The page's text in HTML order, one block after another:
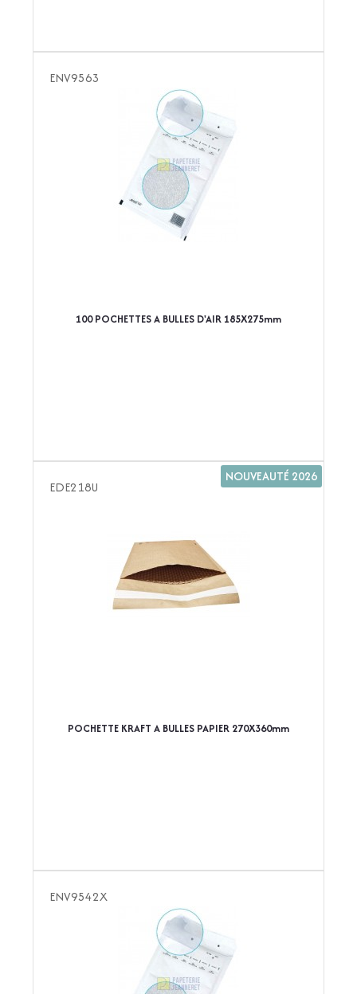
ENV9563
100 POCHETTES A BULLES D'AIR 185X275mm
EDE218U
NOUVEAUTÉ 2026
POCHETTE KRAFT A BULLES PAPIER 270X360mm
ENV9542X